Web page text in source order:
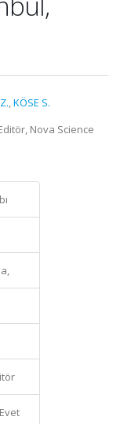
,KÖSE S.
Nova Science
Evet